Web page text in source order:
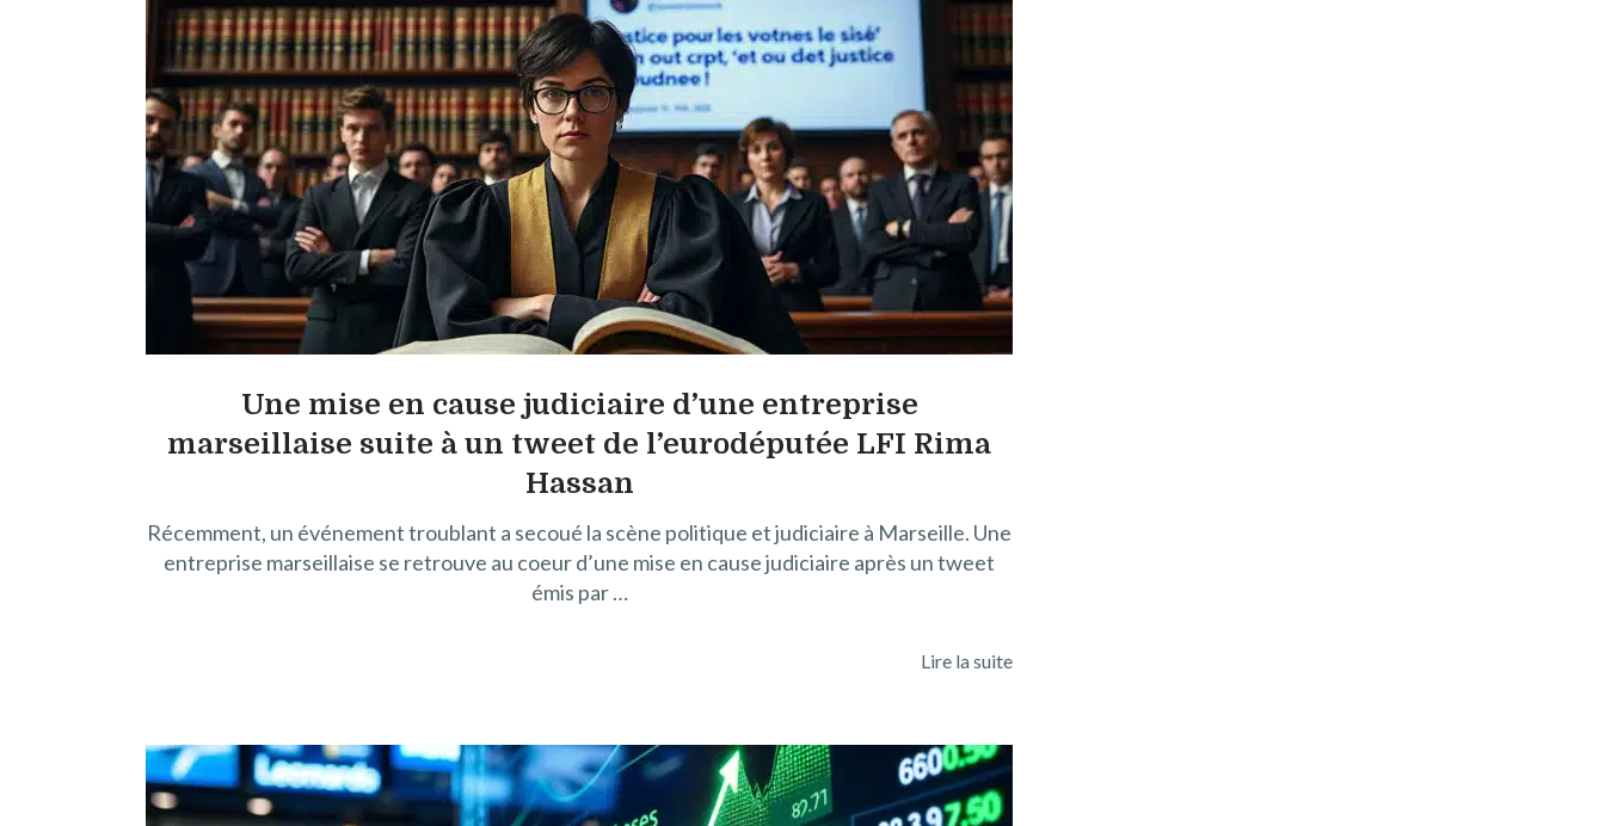
Une mise en cause judiciaire d’une entreprise
marseillaise suite à un tweet de l’eurodéputée LFI Rima
Hassan
Récemment, un événement troublant a secoué la scène politique et judiciaire à Marseille. Une
entreprise marseillaise se retrouve au coeur d’une mise en cause judiciaire après un tweet
émis par …
Lire la suite